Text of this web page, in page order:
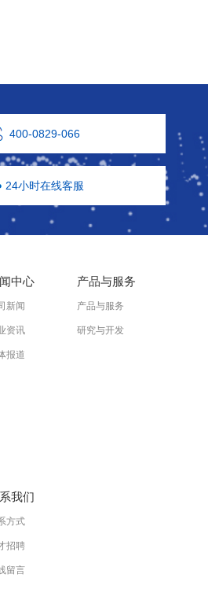
400-0829-066
24小时在线客服
中心
新闻
资讯
报道
产品与服务
产品与服务
研究与开发
我们
方式
招聘
留言